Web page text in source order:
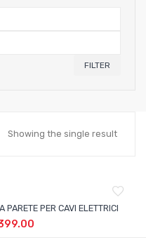
FILTER
Showing the single result
PER CAVI ELETTRICI